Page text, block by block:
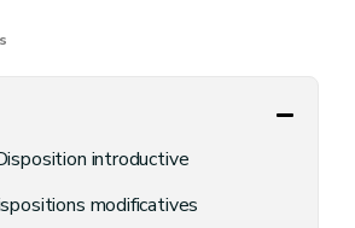
introductive
modificatives